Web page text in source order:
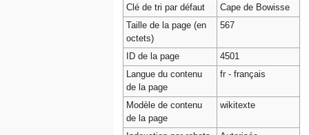
Clé de tri par défaut
Cape de Bowisse
Taille de la page (en
octets)
567
ID de la page
4501
Langue du contenu
de la page
fr - français
Modèle de contenu
de la page
wikitexte